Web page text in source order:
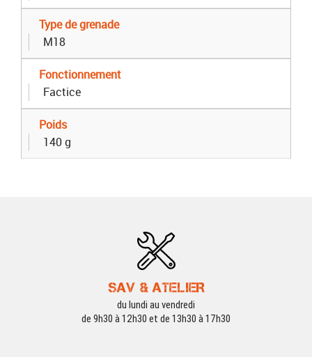
Type de grenade
M18
Fonctionnement
Factice
Poids
140 g
SAV & ATELIER
du lundi au vendredi
de 9h30 à 12h30 et de 13h30 à 17h30